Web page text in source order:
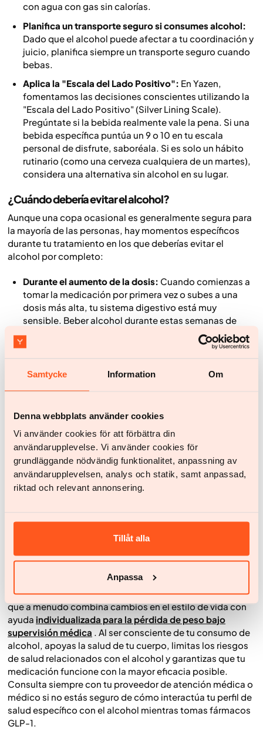
Samtycke Information Om
Denna webbplats använder cookies
Vi använder cookies för att förbättra din
användarupplevelse. Vi använder cookies för
grundläggande nödvändig funktionalitet, anpassning av
användarupplevelsen, analys och statik, samt anpassad,
riktad och relevant annonsering.
Tillåt alla
Anpassa
con agua con gas sin calorías.
Planifica un transporte seguro si consumes alcohol:
Dado que el alcohol puede afectar a tu coordinación y
juicio, planifica siempre un transporte seguro cuando
bebas.
Aplica la "Escala del Lado Positivo": En Yazen,
fomentamos las decisiones conscientes utilizando la
"Escala del Lado Positivo" (Silver Lining Scale).
Pregúntate si la bebida realmente vale la pena. Si una
bebida específica puntúa un 9 o 10 en tu escala
personal de disfrute, saboréala. Si es solo un hábito
rutinario (como una cerveza cualquiera de un martes),
considera una alternativa sin alcohol en su lugar.
¿Cuándo debería evitar el alcohol?
Aunque una copa ocasional es generalmente segura para
la mayoría de las personas, hay momentos específicos
durante tu tratamiento en los que deberías evitar el
alcohol por completo:
Durante el aumento de la dosis: Cuando comienzas a
tomar la medicación por primera vez o subes a una
dosis más alta, tu sistema digestivo está muy
sensible. Beber alcohol durante estas semanas de
transición puede aumentar el riesgo de vómitos y
diarreas graves.
estás lidiando con náuseas, dolor de estómago o
fatiga severa, es probable que la introducción del
adaptación de tu cuerpo.
Si tienes antecedentes de pancreatitis:
medicamentos GLP-1 conllevan un riesgo poco
frecuente pero grave de pancreatitis (inflamación del
páncreas). El consumo excesivo de alcohol también
daña el páncreas, por lo que la combinación es
Si tienes antecedentes de trastorno por consumo de
Generalmente se debe evitar el alcohol.
moderación, normalmente se recomienda la
abstinencia completa.
El control médico del peso requiere un enfoque holístico,
que a menudo combina cambios en el estilo de vida con
ayuda individualizada para la pérdida de peso bajo
supervisión médica . Al ser consciente de tu consumo de
alcohol, apoyas la salud de tu cuerpo, limitas los riesgos
de salud relacionados con el alcohol y garantizas que tu
medicación funcione con la mayor eficacia posible.
Consulta siempre con tu proveedor de atención médica o
médico si no estás seguro de cómo interactúa tu perfil de
salud específico con el alcohol mientras tomas fármacos
GLP-1.